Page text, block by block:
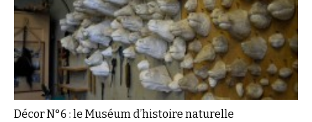
Décor N°6 : le Muséum d’histoire naturelle